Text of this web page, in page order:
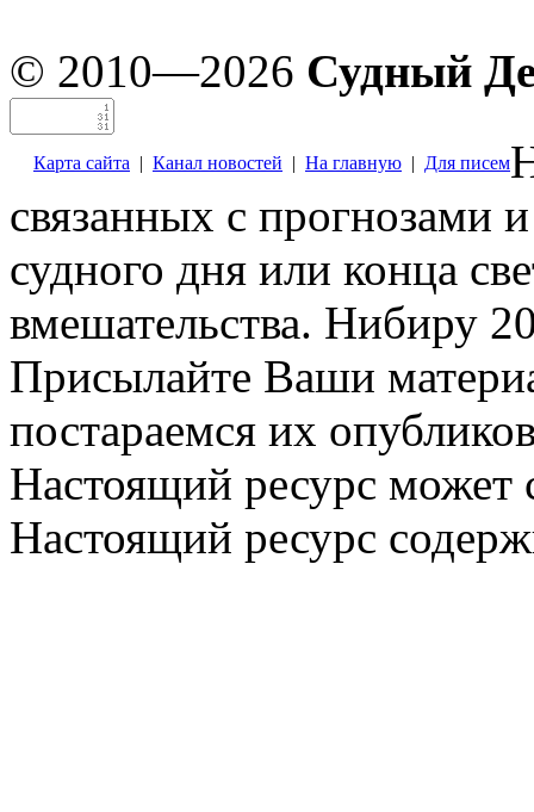
© 2010—2026 Судный
Карта сайта | Канал новостей | На главную | Для писем
связанных с прогнозами
судного дня или конца
вмешательства. Нибиру
Присылайте Ваши
постараемся их
Настоящий ресурс может
Настоящий ресурс